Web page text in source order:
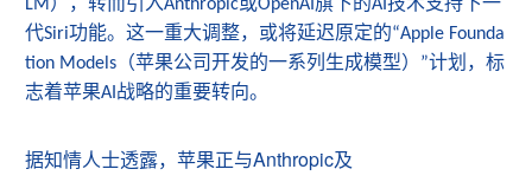
LM
Anthropic OpenAI AI
代Siri功能。这一重大调整，或将延迟原定的“Apple Founda
tion Models （苹果公司开发的一系列生成模型） ”计划，标
志着苹果AI战略的重要转向。
据知情人士透露，苹果正与Anthropic及